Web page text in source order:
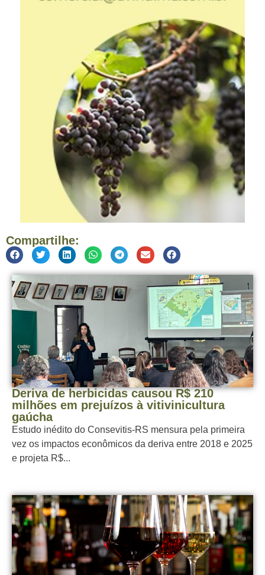
Compartilhe:
Deriva de herbicidas causou R$ 210
milhões em prejuízos à vitivinicultura
gaúcha
Estudo inédito do Consevitis-RS mensura pela primeira
vez os impactos econômicos da deriva entre 2018 e 2025
e projeta R$...